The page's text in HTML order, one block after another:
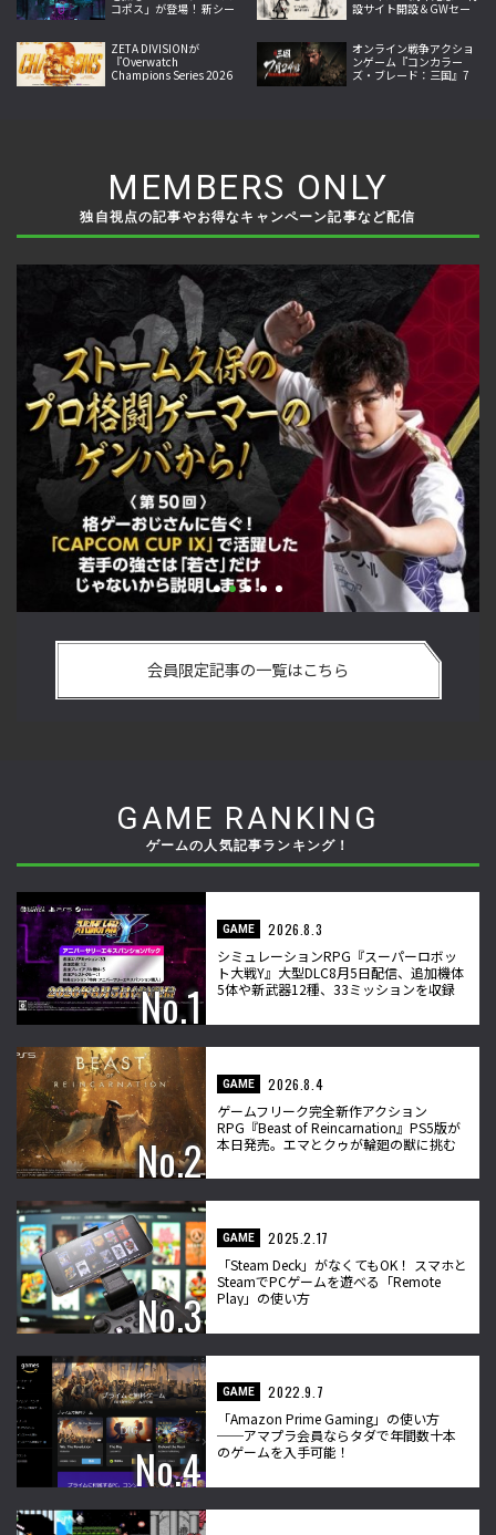
コポス」が登場！ 新シー
スタート
設サイト開設＆GWセー
ZETA DIVISIONが
『Overwatch
Champions Series 2026
オンライン戦争アクショ
ンゲーム『コンカラー
ズ・ブレード：三国』7
MEMBERS ONLY
独自視点の記事やお得なキャンペーン記事など配信
悟を決めたカワノ選手の攻略を解説！【ストーム久保のプロ
格闘ゲーマーのゲンバから！ 第49回】
会員限定記事の一覧はこちら
GAME RANKING
ゲームの人気記事ランキング！
GAME
2026.8.3
シミュレーションRPG『スーパーロボッ
ト大戦Y』大型DLC8月5日配信、追加機体
5体や新武器12種、33ミッションを収録
GAME
2026.8.4
ゲームフリーク完全新作アクション
RPG『Beast of Reincarnation』PS5版が
本日発売。エマとクゥが輪廻の獣に挑む
GAME
2025.2.17
「Steam Deck」がなくてもOK！ スマホと
SteamでPCゲームを遊べる「Remote
Play」の使い方
GAME
2022.9.7
「Amazon Prime Gaming」の使い方
──アマプラ会員ならタダで年間数十本
のゲームを入手可能！